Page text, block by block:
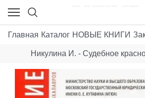
Главная Каталог НОВЫЕ КНИГИ
Никулина И. - Судебное